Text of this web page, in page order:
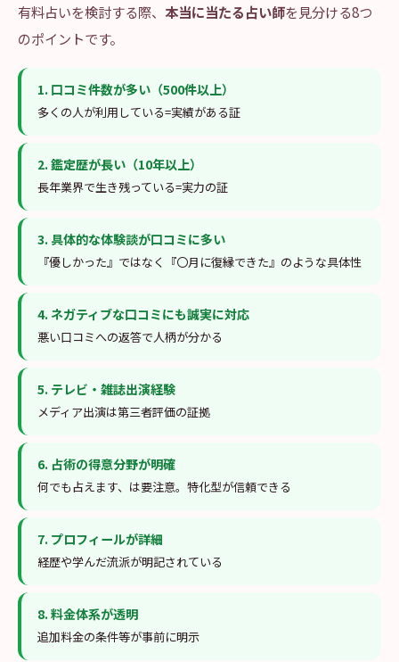
有料占いを検討する際、 本当に当たる占い師を見分ける8つ
のポイントです。
1. 口コミ件数が多い（500件以上）
多くの人が利用している=実績がある証
2. 鑑定歴が長い（10年以上）
長年業界で生き残っている=実力の証
3. 具体的な体験談が口コミに多い
『優しかった』ではなく『〇月に復縁できた』のような具体性
4. ネガティブな口コミにも誠実に対応
悪い口コミへの返答で人柄が分かる
5. テレビ・雑誌出演経験
メディア出演は第三者評価の証拠
6. 占術の得意分野が明確
何でも占えます、は要注意。特化型が信頼できる
7. プロフィールが詳細
経歴や学んだ流派が明記されている
8. 料金体系が透明
追加料金の条件等が事前に明示